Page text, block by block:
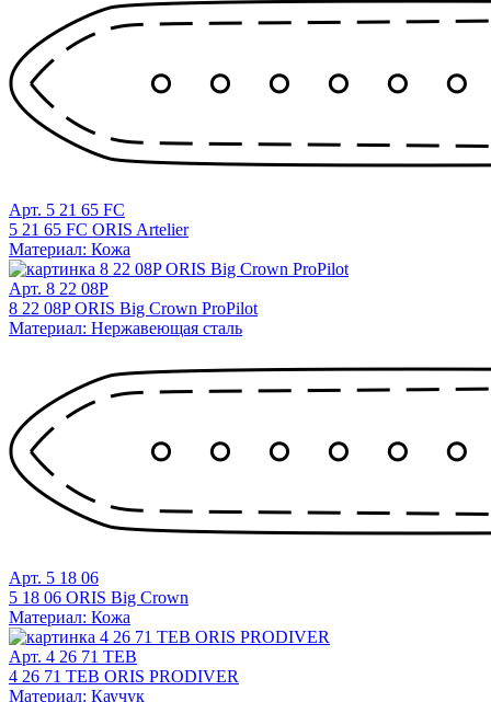
Арт. 5 21 65 FC
5 21 65 FC ORIS Artelier
Материал: Кожа
Арт. 8 22 08P
8 22 08P ORIS Big Crown ProPilot
Материал: Нержавеющая сталь
Арт. 5 18 06
5 18 06 ORIS Big Crown
Материал: Кожа
Арт. 4 26 71 TEB
4 26 71 TEB ORIS PRODIVER
Материал: Каучук